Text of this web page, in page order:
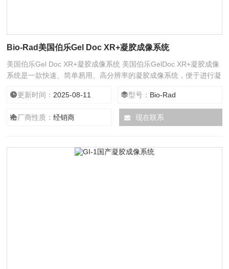
Bio-Rad美国伯乐Gel Doc XR+凝胶成像系统
美国伯乐Gel Doc XR+凝胶成像系统 美国伯乐GelDoc XR+凝胶成像
系统是一款快速、简单易用、高分辨率的凝胶成像系统，便于进行凝
更新时间： 2025-08-11 型号： Bio-Rad
厂商性质：经销商 现在联系